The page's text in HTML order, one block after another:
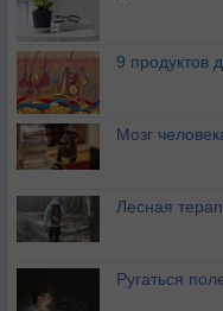
9 продуктов
Мозг
Лесная
Ругаться